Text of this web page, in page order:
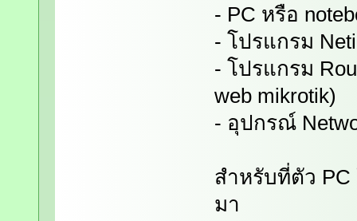
- PC หรือ
- โปรแกรม
- โปรแกรม
web mikrotik)
- อุปกรณ์
สำหรับที่ตัว PC
มา